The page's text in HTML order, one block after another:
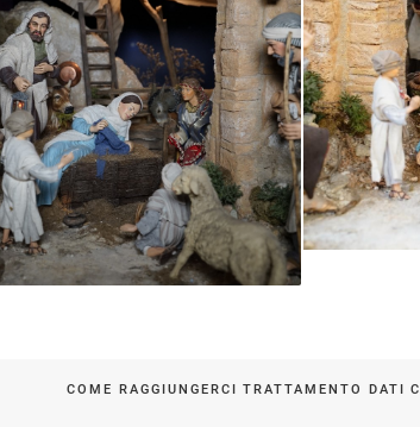
TRATTAMENTO DATI
COME RAGGIUNGERCI